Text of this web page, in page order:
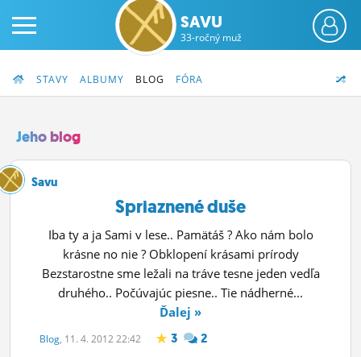
PRIHLÁS SA
ČINŽIAK
FÓRUM
STATUSY
OBRÁZKY
SAVU
33-ročný muž
STAVY ALBUMY BLOG FÓRA
Jeho blog
Savu
Spriaznené duše
Iba ty a ja Sami v lese.. Pamätáš ? Ako nám bolo
krásne no nie ? Obklopení krásami prírody
Bezstarostne sme ležali na tráve tesne jeden vedľa
druhého.. Počúvajúc piesne.. Tie nádherné...
Ďalej »
Blog, 11. 4. 2012 22:42 3 2